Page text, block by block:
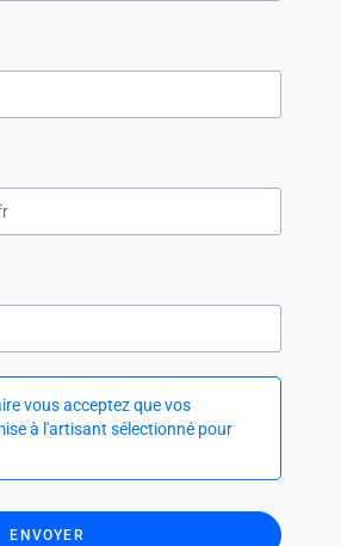
vous acceptez que vos
à l'artisant sélectionné pour
ENVOYER